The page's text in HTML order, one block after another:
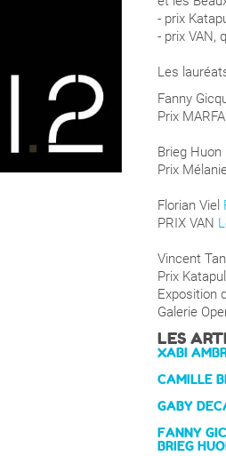
- prix
- prix VAN,
Les
Fanny
Prix
Brieg Huon
Prix
Florian Viel
PRIX VAN
Vincent
Prix
Exposition
Galerie
LES
XABI
CAMILLE
GABY
FANNY
BRIEG